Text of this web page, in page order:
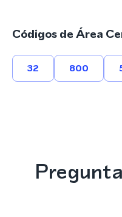
Códigos de Área
32 800